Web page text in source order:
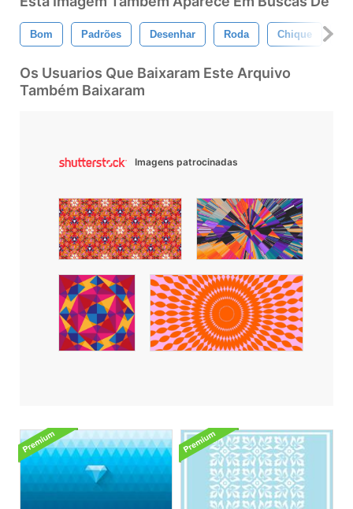
Bom Padrões Desenhar Roda Chique
Os Usuarios Que Baixaram Este Arquivo
Também Baixaram
Imagens patrocinadas